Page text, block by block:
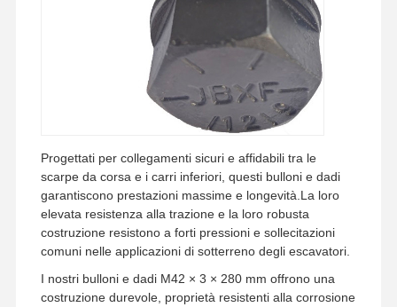
Visita Alla
Fabbrica
Controllo Di
Contattaci
Notizie Casi Blog
Chiedi Un
Preventivo
BOLT di tracciato
Bolt di aratura
Progettati per collegamenti sicuri e affidabili tra le
scarpe da corsa e i carri inferiori, questi bulloni e dadi
garantiscono prestazioni massime e longevità.La loro
elevata resistenza alla trazione e la loro robusta
costruzione resistono a forti pressioni e sollecitazioni
comuni nelle applicazioni di sotterreno degli escavatori.
I nostri bulloni e dadi M42 × 3 × 280 mm offrono una
costruzione durevole, proprietà resistenti alla corrosione